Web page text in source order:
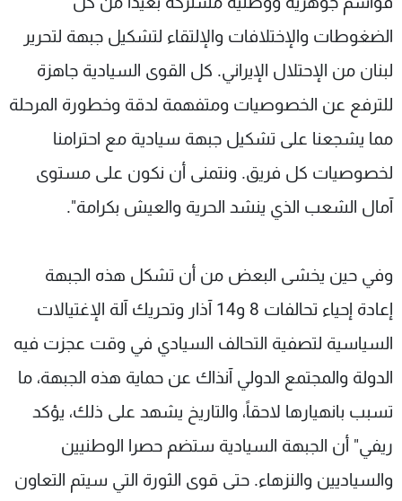
الضغوطات والإختلافات والإلتقاء لتشكيل جبهة لتحرير
لبنان من الإحتلال الإيراني. كل القوى السيادية جاهزة
للترفع عن الخصوصيات ومتفهمة لدقة وخطورة المرحلة
مما يشجعنا على تشكيل جبهة سيادية مع احترامنا
لخصوصيات كل فريق. ونتمنى أن نكون على مستوى
آمال الشعب الذي ينشد الحرية والعيش بكرامة".
وفي حين يخشى البعض من أن تشكل هذه الجبهة
إعادة إحياء تحالفات 8 و14 آذار وتحريك آلة الإغتيالات
السياسية لتصفية التحالف السيادي في وقت عجزت فيه
الدولة والمجتمع الدولي آنذاك عن حماية هذه الجبهة، ما
تسبب بانهيارها لاحقاً، والتاريخ يشهد على ذلك، يؤكد
ريفي" أن الجبهة السيادية ستضم حصرا الوطنيين
والسياديين والنزهاء. حتى قوى الثورة التي سيتم التعاون